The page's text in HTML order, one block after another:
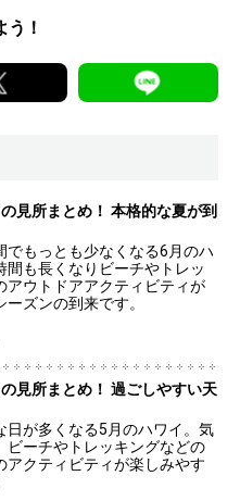
！
見所まとめ！ 本格的な夏が到
でもっとも少なくなる6月のハ
間も長くなりビーチやトレッ
アウトドアアクティビティが
ズンの到来です。
見所まとめ！ 過ごしやすい天
日が多くなる5月のハワイ。気
ビーチやトレッキングなどの
アクティビティが楽しみやす